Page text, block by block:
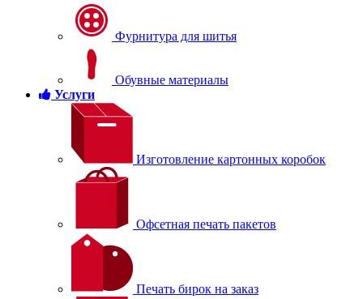
Фурнитура для шитья
Обувные материалы
Услуги
Изготовление картонных коробок
Офсетная печать пакетов
Печать бирок на заказ